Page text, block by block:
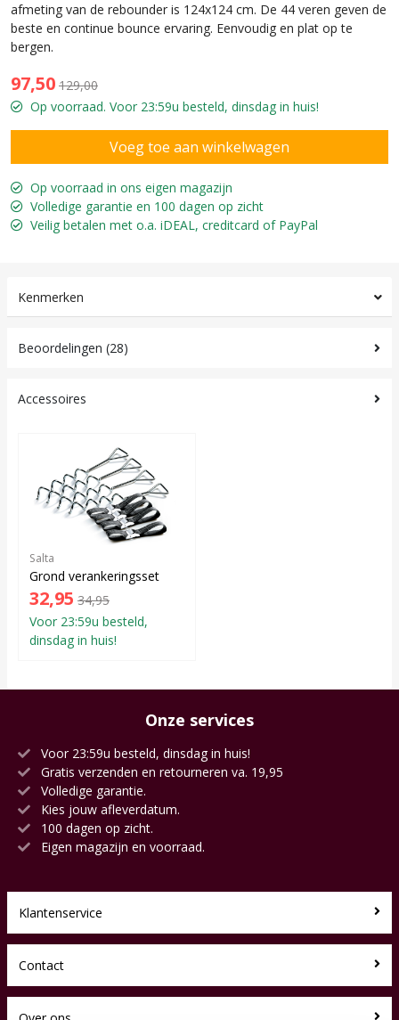
afmeting van de rebounder is 124x124 cm. De 44 veren geven de
beste en continue bounce ervaring. Eenvoudig en plat op te
bergen.
97,50 129,00
Op voorraad. Voor 23:59u besteld, dinsdag in huis!
Op voorraad in ons eigen magazijn
Volledige garantie en 100 dagen op zicht
Veilig betalen met o.a. iDEAL, creditcard of PayPal
Kenmerken
Beoordelingen (28)
Accessoires
Salta
Grond verankeringsset
32,95 34,95
Voor 23:59u besteld,
dinsdag in huis!
Onze services
Voor 23:59u besteld, dinsdag in huis!
Gratis verzenden en retourneren va. 19,95
Volledige garantie.
Kies jouw afleverdatum.
100 dagen op zicht.
Eigen magazijn en voorraad.
Klantenservice
Contact